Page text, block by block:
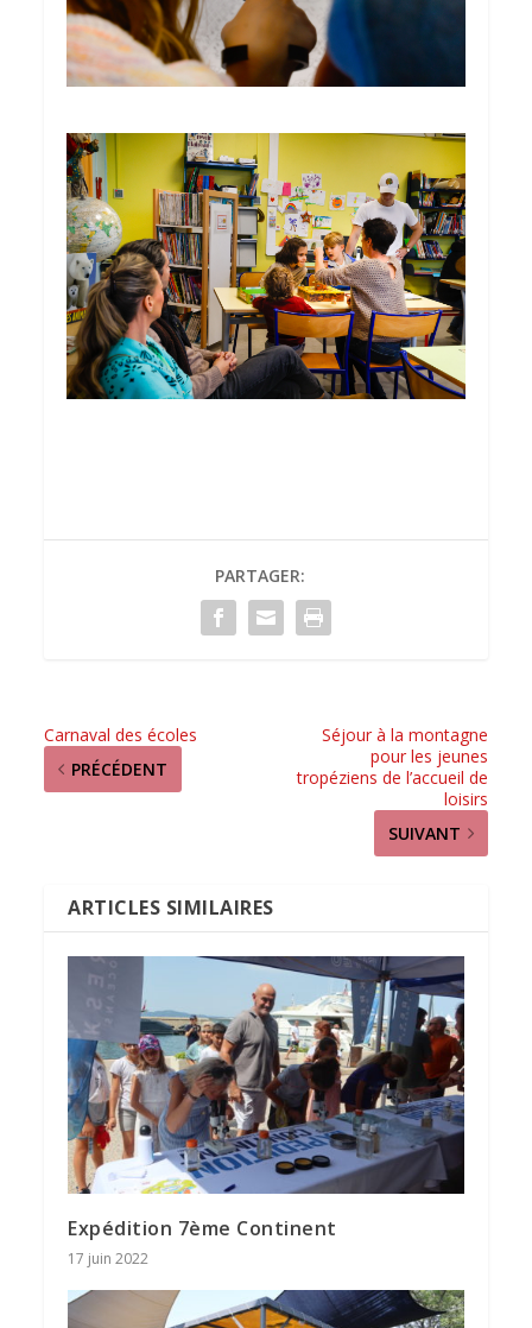
PARTAGER:
Carnaval des écoles
PRÉCÉDENT
Séjour à la montagne
pour les jeunes
tropéziens de l’accueil de
loisirs
SUIVANT
ARTICLES SIMILAIRES
Expédition 7ème Continent
17 juin 2022